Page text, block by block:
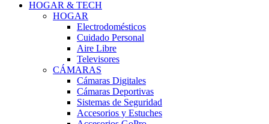
HOGAR & TECH
HOGAR
Electrodomésticos
Cuidado Personal
Aire Libre
Televisores
CÁMARAS
Cámaras Digitales
Cámaras Deportivas
Sistemas de Seguridad
Accesorios y Estuches